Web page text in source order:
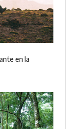
en la